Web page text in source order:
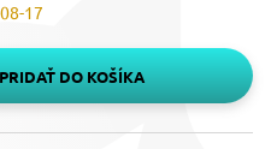
17
PRIDAŤ DO KOŠÍKA